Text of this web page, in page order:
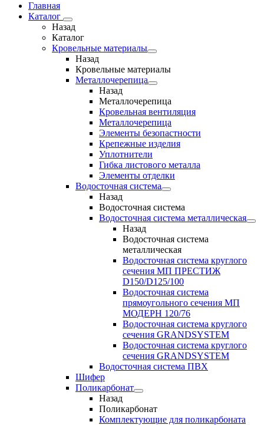
Главная
Каталог
Назад
Каталог
Кровельные материалы
Назад
Кровельные материалы
Металлочерепица
Назад
Металлочерепица
Кровельная вентиляция
Металлочерепица
Элементы безопастности
Крепежные изделия
Уплотнители
Гибка листового металла
Элементы отделки
Водосточная система
Назад
Водосточная система
Водосточная система металлическая
Назад
Водосточная система
металлическая
Водосточная система круглого
сечения МП ПРЕСТИЖ
D150/D125/100
Водосточная система
прямоугольного сечения МП
МОДЕРН 120/76
Водосточная система круглого
сечения GRANDSYSTEM
Водосточная система круглого
сечения GRANDSYSTEM
Водосточная система ПВХ
Шифер
Поликарбонат
Назад
Поликарбонат
Комплектующие для поликарбоната